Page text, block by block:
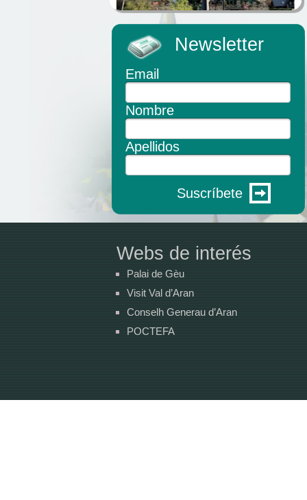
Newsletter
Email
Nombre
Apellidos
Suscríbete
Webs de interés
Palai de Gèu
Visit Val d’Aran
Conselh Generau d’Aran
POCTEFA